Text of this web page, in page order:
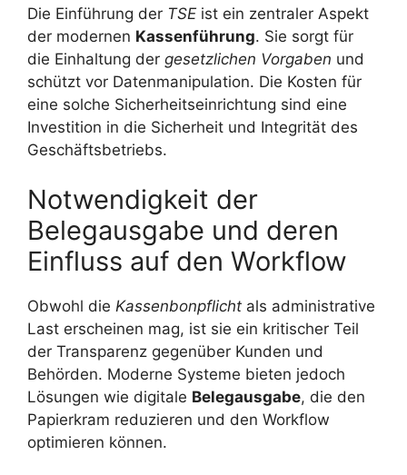
Die Einführung der TSE ist ein zentraler Aspekt
der modernen Kassenführung. Sie sorgt für
die Einhaltung der gesetzlichen Vorgaben und
schützt vor Datenmanipulation. Die Kosten für
eine solche Sicherheitseinrichtung sind eine
Investition in die Sicherheit und Integrität des
Geschäftsbetriebs.
Notwendigkeit der
Belegausgabe und deren
Einfluss auf den Workflow
Obwohl die Kassenbonpflicht als administrative
Last erscheinen mag, ist sie ein kritischer Teil
der Transparenz gegenüber Kunden und
Behörden. Moderne Systeme bieten jedoch
Lösungen wie digitale Belegausgabe, die den
Papierkram reduzieren und den Workflow
optimieren können.